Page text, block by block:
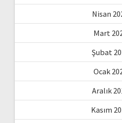
Nisan
Mart
Şubat
Ocak
Aralık
Kasım